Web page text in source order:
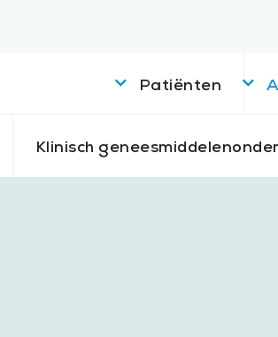
Patiënten
Klinisch